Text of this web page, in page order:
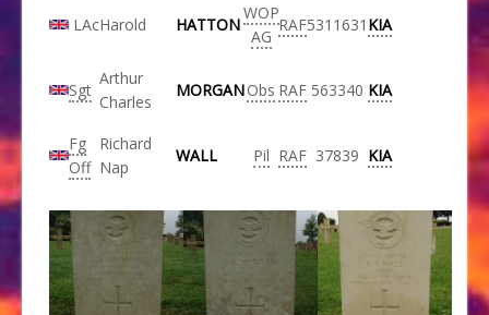
LAcHarold HATTON
WOP
AG
RAF5311631 KIA
Sgt
Arthur
Charles
MORGANObs RAF 563340 KIA
Fg
Off
Richard
Nap
WALL Pil RAF 37839 KIA